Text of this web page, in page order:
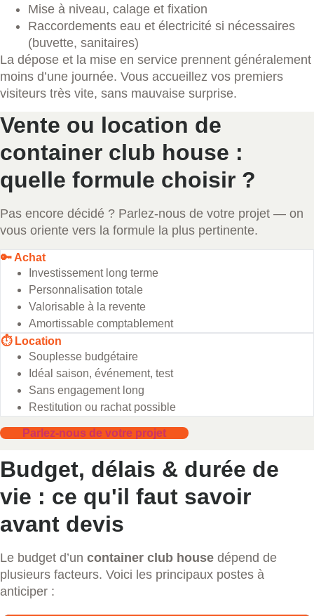
Mise à niveau, calage et fixation
Raccordements eau et électricité si nécessaires
(buvette, sanitaires)
La dépose et la mise en service prennent généralement
moins d’une journée. Vous accueillez vos premiers
visiteurs très vite, sans mauvaise surprise.
Vente ou location de
container club house :
quelle formule choisir ?
Pas encore décidé ? Parlez-nous de votre projet — on
vous oriente vers la formule la plus pertinente.
🔑 Achat
Investissement long terme
Personnalisation totale
Valorisable à la revente
Amortissable comptablement
⏱️ Location
Souplesse budgétaire
Idéal saison, événement, test
Sans engagement long
Restitution ou rachat possible
Parlez-nous de votre projet
Budget, délais & durée de
vie : ce qu'il faut savoir
avant devis
Le budget d’un container club house dépend de
plusieurs facteurs. Voici les principaux postes à
anticiper :